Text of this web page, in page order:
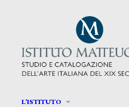
L’ISTITUTO